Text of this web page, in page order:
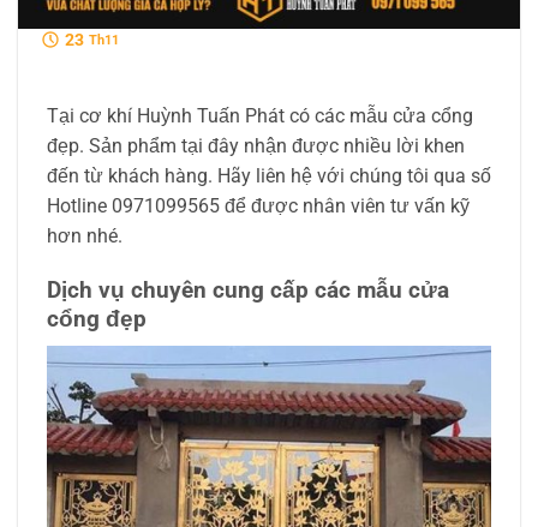
23 Th11
Tại cơ khí Huỳnh Tuấn Phát có các mẫu cửa cổng
đẹp. Sản phẩm tại đây nhận được nhiều lời khen
đến từ khách hàng. Hãy liên hệ với chúng tôi qua số
Hotline 0971099565 để được nhân viên tư vấn kỹ
hơn nhé.
Dịch vụ chuyên cung cấp các mẫu cửa
cổng đẹp